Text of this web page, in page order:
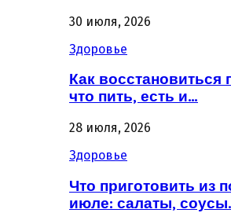
30 июля, 2026
Здоровье
Как восстановиться
что пить, есть и…
28 июля, 2026
Здоровье
Что приготовить из
июле: салаты,